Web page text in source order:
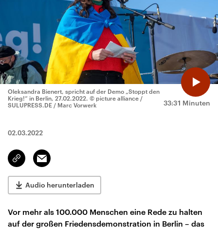
33:31 Minuten
Oleksandra Bienert, spricht auf der Demo „Stoppt den
Krieg!“ in Berlin, 27.02.2022. © picture alliance /
SULUPRESS.DE / Marc Vorwerk
02.03.2022
Link
kopieren/teilen
Email
Audio herunterladen
Vor mehr als 100.000 Menschen eine Rede zu halten
auf der großen Friedensdemonstration in Berlin – das